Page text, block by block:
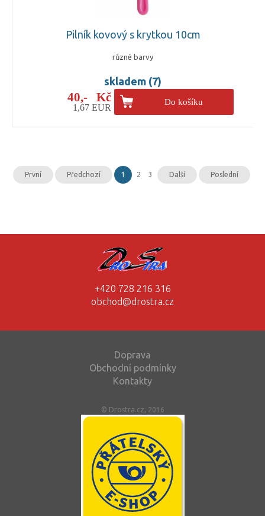
Pilník kovový s krytkou 10cm
různé barvy
skladem (7)
40,- Kč
1,67 EUR
Do košíku
První Předchozí 1 2 3 Další Poslední
+420 728 216 316
obchod@drostra.cz
Doprava
Obchodní podmínky
Kontakty
© Drostra.cz, 2016